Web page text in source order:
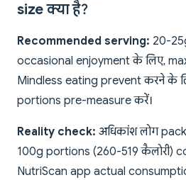
size क्या है?
Recommended serving: 20-
occasional enjoyment के लिए,
Mindless eating prevent करने के
portions pre-measure करें।
Reality check: अधिकांश लोग
100g portions (260-519 कैलोरी)
NutriScan app actual